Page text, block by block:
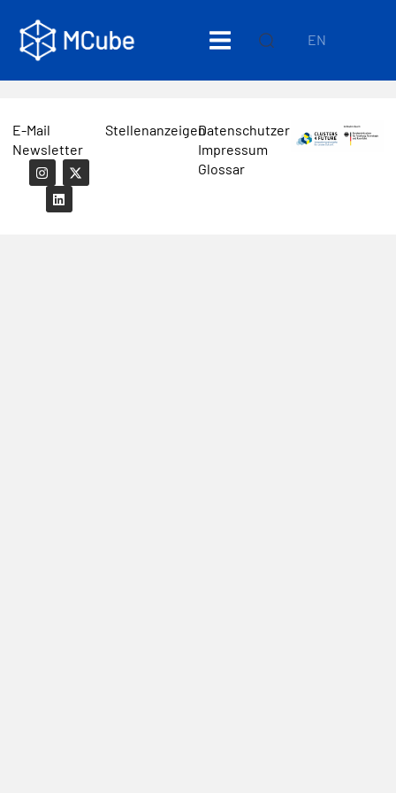
EN
E-Mail
Newsletter
StellenanzeigenDatenschutzerklärung
Impressum
Glossar